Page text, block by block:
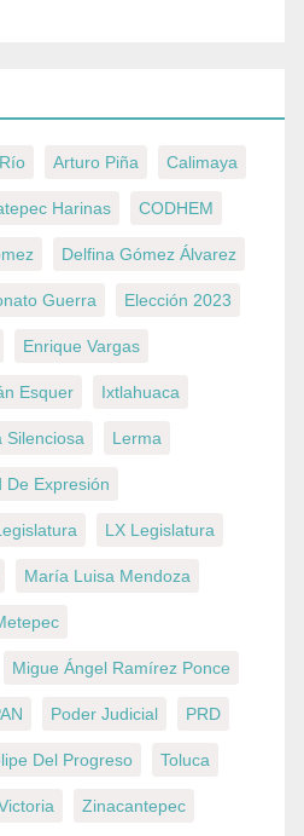
Arturo Piña Calimaya
Harinas CODHEM
Delfina Gómez Álvarez
Guerra Elección 2023
Enrique Vargas
Esquer Ixtlahuaca
Silenciosa Lerma
De Expresión
LX Legislatura
María Luisa Mendoza
Migue Ángel Ramírez Ponce
Poder Judicial PRD
Del Progreso Toluca
Zinacantepec